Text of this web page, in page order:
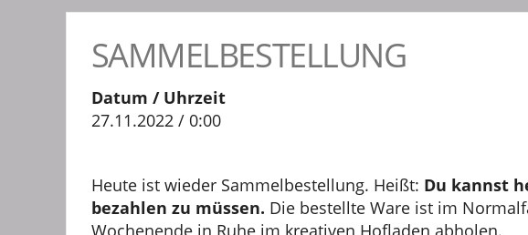
SAMMELBESTELLUNG
Datum / Uhrzeit
27.11.2022 / 0:00
Heute ist wieder Sammelbestellung. Heißt: Du kannst
bezahlen zu müssen. Die bestellte Ware ist im
Wochenende in Ruhe im kreativen Hofladen abholen.